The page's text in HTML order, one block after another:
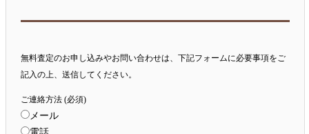
無料査定のお申し込みやお問い合わせは、下記フォームに必要事項をご
記入の上、送信してください。
ご連絡方法 (必須)
メール